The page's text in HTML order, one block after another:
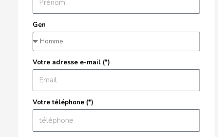
Gen
Votre adresse e-mail (*)
Votre téléphone (*)